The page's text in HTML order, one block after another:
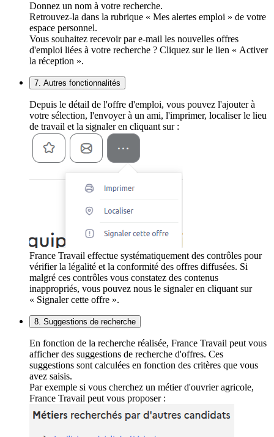
Donnez un nom à votre recherche.
Retrouvez-la dans la rubrique « Mes alertes emploi » de votre
espace personnel.
Vous souhaitez recevoir par e-mail les nouvelles offres
d'emploi liées à votre recherche ? Cliquez sur le lien « Activer
la réception ».
7. Autres fonctionnalités
Depuis le détail de l'offre d'emploi, vous pouvez l'ajouter à
votre sélection, l'envoyer à un ami, l'imprimer, localiser le lieu
de travail et la signaler en cliquant sur :
France Travail effectue systématiquement des contrôles pour
vérifier la légalité et la conformité des offres diffusées. Si
malgré ces contrôles vous constatez des contenus
inappropriés, vous pouvez nous le signaler en cliquant sur
« Signaler cette offre ».
8. Suggestions de recherche
En fonction de la recherche réalisée, France Travail peut vous
afficher des suggestions de recherche d'offres. Ces
suggestions sont calculées en fonction des critères que vous
avez saisis.
Par exemple si vous cherchez un métier d'ouvrier agricole,
France Travail peut vous proposer :